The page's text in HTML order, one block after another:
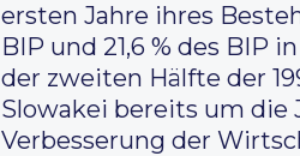
ersten Jahre ihres
BIP und 21,6 % des BIP
der zweiten Hälfte der
Slowakei bereits um die
Verbesserung der